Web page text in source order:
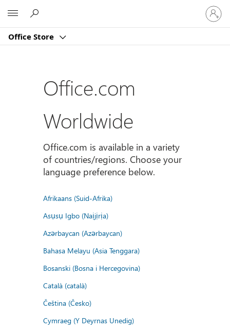
Office Store
Sign
in
to
account
Office.com
Worldwide
Office.com is available in a variety
of countries/regions. Choose your
language preference below.
Afrikaans (Suid-Afrika)
Asụsụ Igbo (Naịjịrịa)
Azərbaycan (Azərbaycan)
Bahasa Melayu (Asia Tenggara)
Bosanski (Bosna i Hercegovina)
Català (català)
Čeština (Česko)
Cymraeg (Y Deyrnas Unedig)